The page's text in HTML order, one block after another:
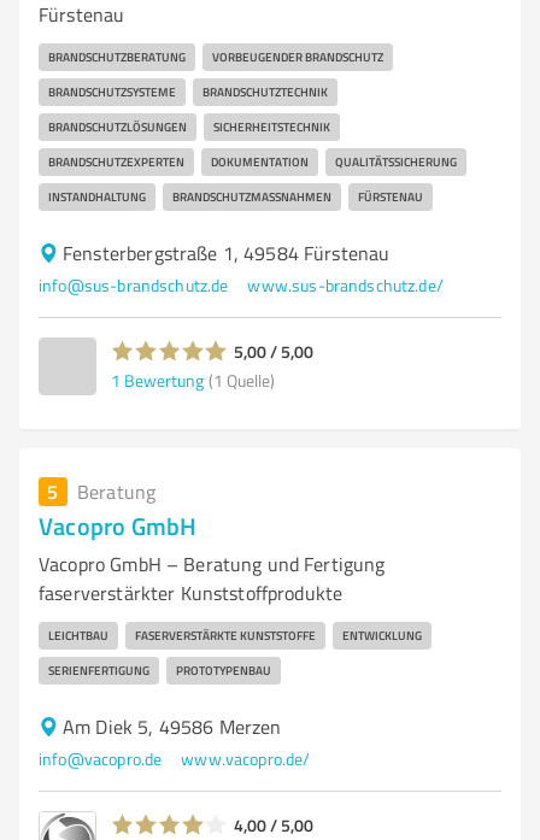
Fürstenau
BRANDSCHUTZBERATUNG VORBEUGENDER BRANDSCHUTZ
BRANDSCHUTZSYSTEME BRANDSCHUTZTECHNIK
BRANDSCHUTZLÖSUNGEN SICHERHEITSTECHNIK
BRANDSCHUTZEXPERTEN DOKUMENTATION QUALITÄTSSICHERUNG
INSTANDHALTUNG BRANDSCHUTZMASSNAHMEN FÜRSTENAU
Fensterbergstraße 1, 49584 Fürstenau
info@sus-brandschutz.de www.sus-brandschutz.de/
5,00 / 5,00
1 Bewertung (1 Quelle)
5 Beratung
Vacopro GmbH
Vacopro GmbH – Beratung und Fertigung
faserverstärkter Kunststoffprodukte
LEICHTBAU FASERVERSTÄRKTE KUNSTSTOFFE ENTWICKLUNG
SERIENFERTIGUNG PROTOTYPENBAU
Am Diek 5, 49586 Merzen
info@vacopro.de www.vacopro.de/
4,00 / 5,00